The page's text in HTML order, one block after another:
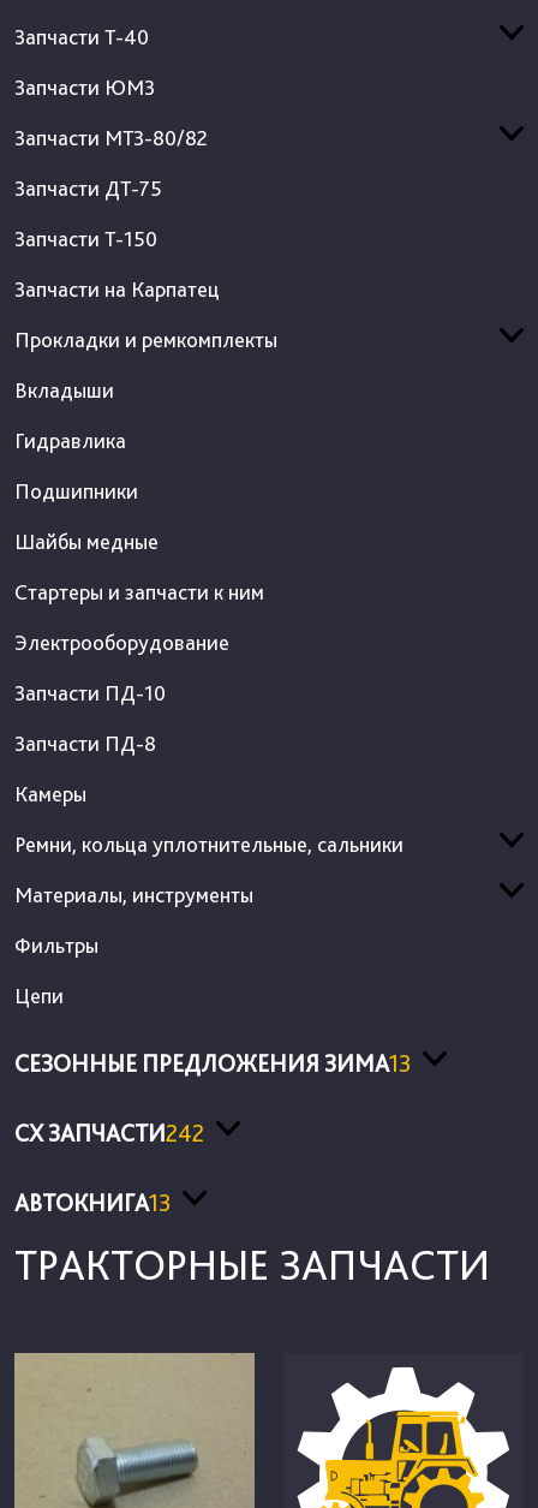
Запчасти Т-40
Запчасти ЮМЗ
Запчасти МТЗ-80/82
Запчасти ДТ-75
Запчасти Т-150
Запчасти на Карпатец
Прокладки и ремкомплекты
Вкладыши
Гидравлика
Подшипники
Шайбы медные
Стартеры и запчасти к ним
Электрооборудование
Запчасти ПД-10
Запчасти ПД-8
Камеры
Ремни, кольца уплотнительные, сальники
Материалы, инструменты
Фильтры
Цепи
СЕЗОННЫЕ ПРЕДЛОЖЕНИЯ ЗИМА13
СХ ЗАПЧАСТИ242
АВТОКНИГА13
ТРАКТОРНЫЕ ЗАПЧАСТИ